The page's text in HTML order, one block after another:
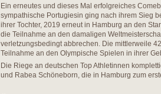
Ein erneutes und dieses Mal erfolgreiches
sympathische Portugiesin ging nach ihrem Sieg
ihrer Tochter, 2019 erneut in Hamburg an den
die Teilnahme an den damaligen
verletzungsbedingt abbrechen. Die mittlerweile
Teilnahme an den Olympische Spielen in ihrer
Die Riege an deutschen Top Athletinnen
und Rabea Schöneborn, die in Hamburg zum